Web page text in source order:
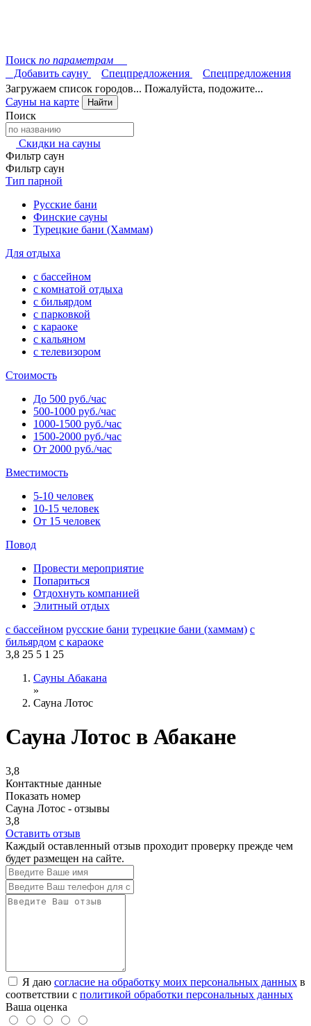
Поиск по параметрам
Добавить сауну
Спецпредложения
Спецпредложения
Загружаем список городов... Пожалуйста, подожите...
Сауны на карте
Найти
Поиск
Скидки на сауны
Фильтр саун
Фильтр саун
Тип парной
Русские бани
Финские сауны
Турецкие бани (Хаммам)
Для отдыха
с бассейном
с комнатой отдыха
с бильярдом
с парковкой
с караоке
с кальяном
с телевизором
Стоимость
До 500 руб./час
500-1000 руб./час
1000-1500 руб./час
1500-2000 руб./час
От 2000 руб./час
Вместимость
5-10 человек
10-15 человек
От 15 человек
Повод
Провести мероприятие
Попариться
Отдохнуть компанией
Элитный отдых
с бассейном русские бани турецкие бани (хаммам) с
бильярдом с караоке
3,8 25 5 1 25
Сауны Абакана
»
Сауна Лотос
Сауна Лотос в Абакане
3,8
Контактные данные
Показать номер
Сауна Лотос - отзывы
3,8
Оставить отзыв
Каждый оставленный отзыв проходит проверку прежде чем
будет размещен на сайте.
Я даю согласие на обработку моих персональных данных в
соответствии с политикой обработки персональных данных
Ваша оценка